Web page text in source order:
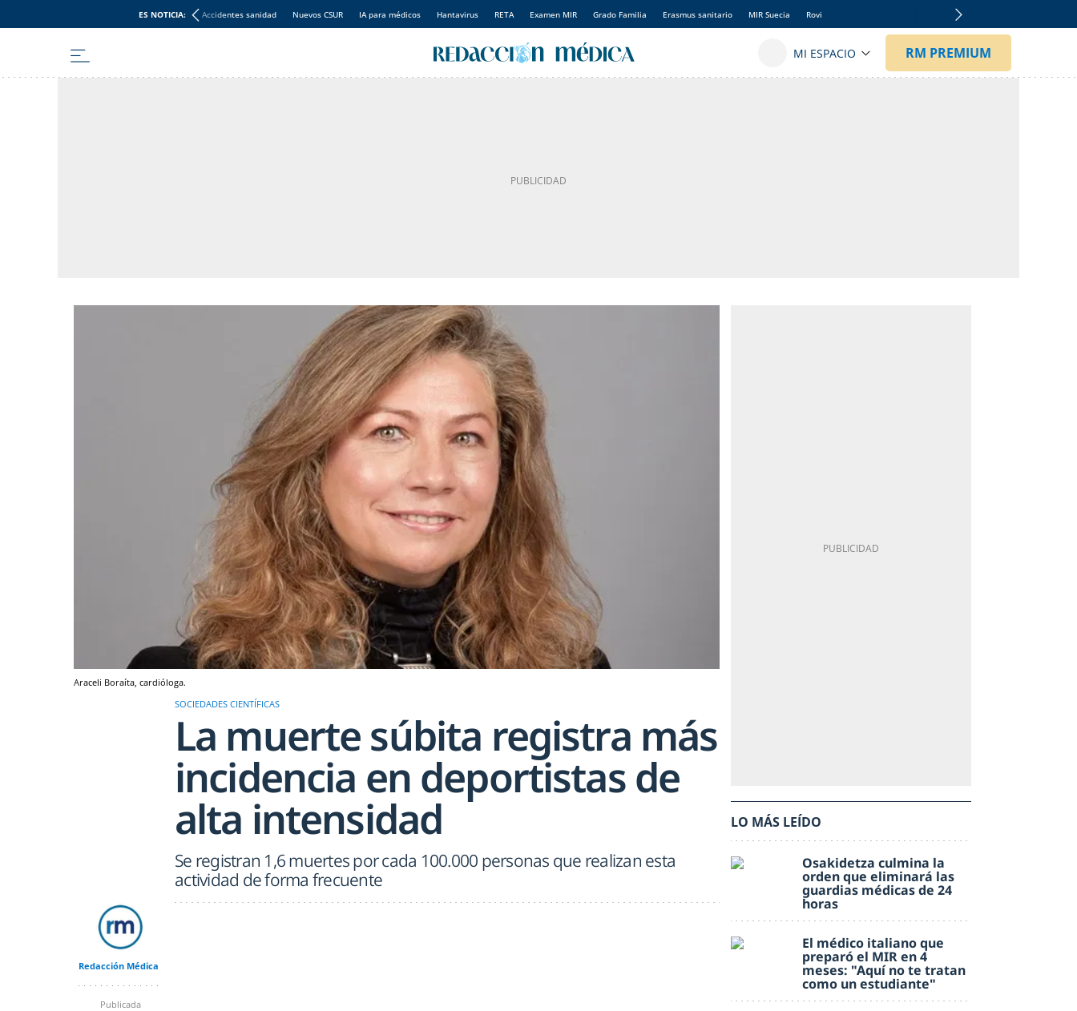
ES NOTICIA: Accidentes sanidad Nuevos CSUR IA para médicos Hantavirus RETA Examen MIR Grado Familia Erasmus sanitario MIR Suecia Rovi
Araceli Boraíta, cardióloga.
SOCIEDADES CIENTÍFICAS
La muerte súbita registra más
incidencia en deportistas de
alta intensidad
Se registran 1,6 muertes por cada 100.000 personas que realizan esta
actividad de forma frecuente
Redacción Médica
Publicada
LO MÁS LEÍDO
Osakidetza culmina la
orden que eliminará las
guardias médicas de 24
horas
El médico italiano que
preparó el MIR en 4
meses: "Aquí no te tratan
como un estudiante"